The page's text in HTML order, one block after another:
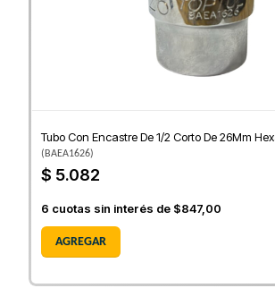
Tubo Con Encastre De 1/2 Corto De 26Mm
(BAEA1626)
$ 5.082
6 cuotas sin interés de $847,00
AGREGAR